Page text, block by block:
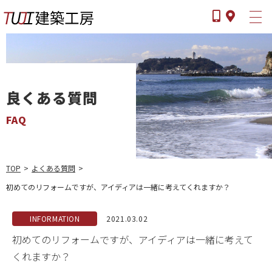
ツジケンとは
選ばれる理由
事業内容
施工ブログ
会社案内
良くある質問
FAQ
TOP > よくある質問 >
初めてのリフォームですが、アイディアは一緒に考えてくれますか？
INFORMATION 2021.03.02
初めてのリフォームですが、アイディアは一緒に考えて
くれますか？